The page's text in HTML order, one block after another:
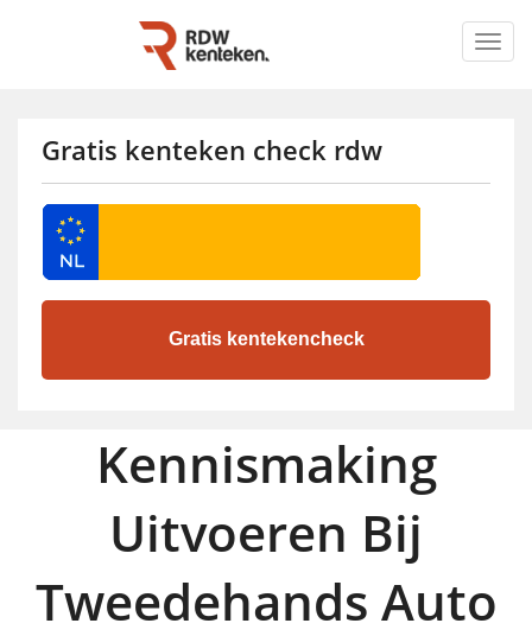
Gratis kenteken check rdw
Kennismaking
Uitvoeren Bij
Tweedehands Auto